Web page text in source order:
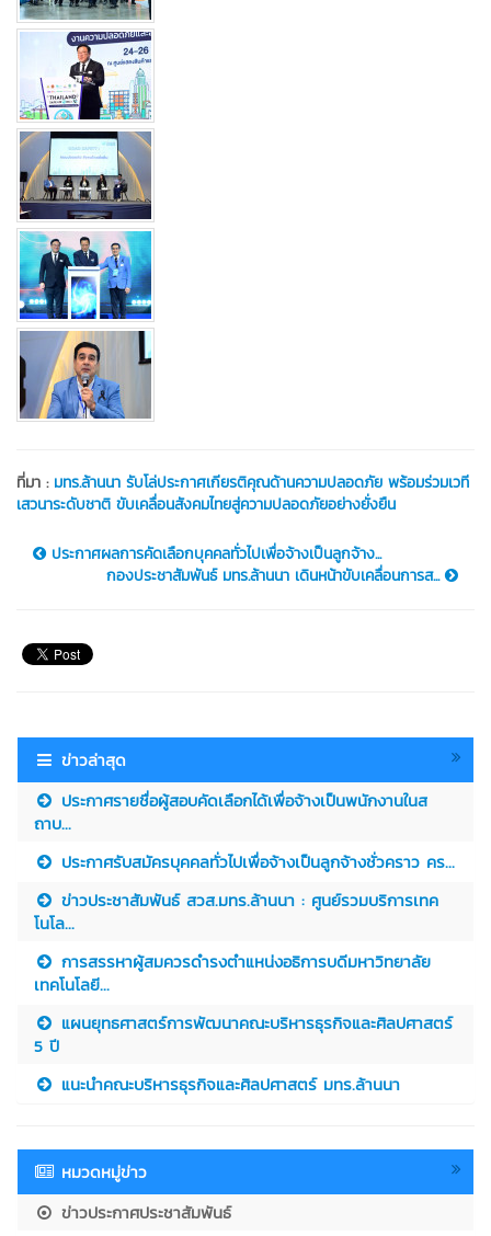
ที่มา : มทร.ล้านนา รับโล่ประกาศเกียรติคุณด้านความปลอดภัย พร้อมร่วมเวที
เสวนาระดับชาติ ขับเคลื่อนสังคมไทยสู่ความปลอดภัยอย่างยั่งยืน
ประกาศผลการคัดเลือกบุคคลทั่วไปเพื่อจ้างเป็นลูกจ้าง...
กองประชาสัมพันธ์ มทร.ล้านนา เดินหน้าขับเคลื่อนการส...
ข่าวล่าสุด
ประกาศรายชื่อผู้สอบคัดเลือกได้เพื่อจ้างเป็นพนักงานในส
ถาบ...
ประกาศรับสมัครบุคคลทั่วไปเพื่อจ้างเป็นลูกจ้างชั่วคราว คร...
ข่าวประชาสัมพันธ์ สวส.มทร.ล้านนา : ศูนย์รวมบริการเทค
โนโล...
การสรรหาผู้สมควรดำรงตำแหน่งอธิการบดีมหาวิทยาลัย
เทคโนโลยี...
แผนยุทธศาสตร์การพัฒนาคณะบริหารธุรกิจและศิลปศาสตร์
5 ปี
แนะนำคณะบริหารธุรกิจและศิลปศาสตร์ มทร.ล้านนา
หมวดหมู่ข่าว
ข่าวประกาศประชาสัมพันธ์